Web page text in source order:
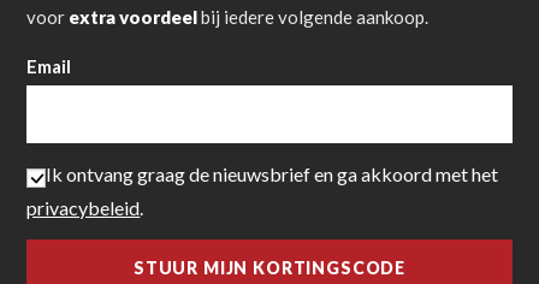
voor extra voordeelbij iedere volgende aankoop.
Email
Ik ontvang graag de nieuwsbrief en ga akkoord met het
privacybeleid.